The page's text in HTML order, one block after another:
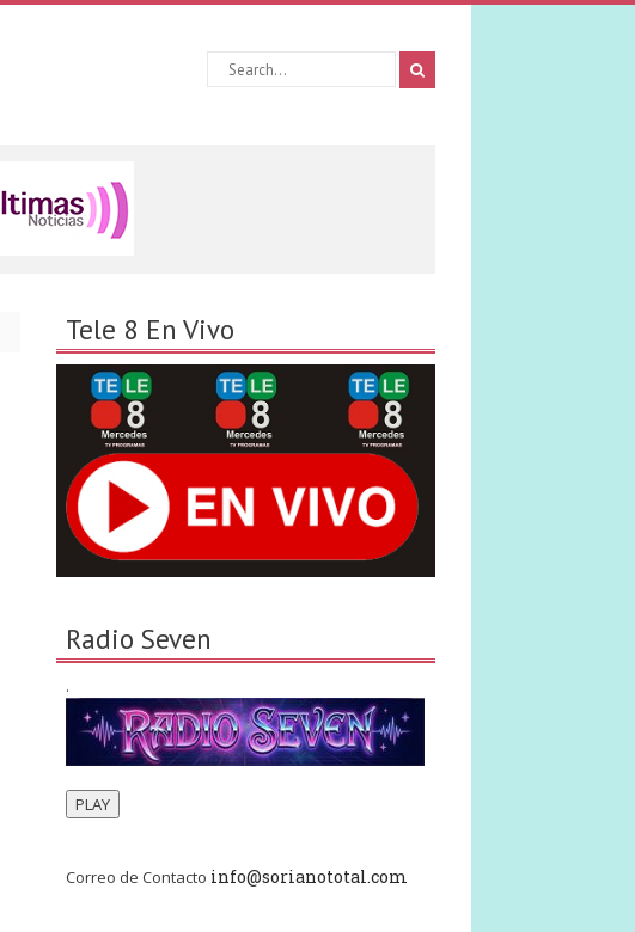
Tele 8 En Vivo
Radio Seven
.
PLAY
Correo de Contacto info@sorianototal.com